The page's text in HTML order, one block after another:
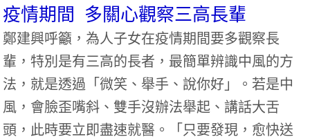
疫情期間 多關心觀察三高長輩
鄭建興呼籲，為人子女在疫情期間要多觀察長
輩，特別是有三高的長者，最簡單辨識中風的方
法，就是透過「微笑、舉手、說你好」。若是中
風，會臉歪嘴斜、雙手沒辦法舉起、講話大舌
頭，此時要立即盡速就醫。「只要發現，愈快送